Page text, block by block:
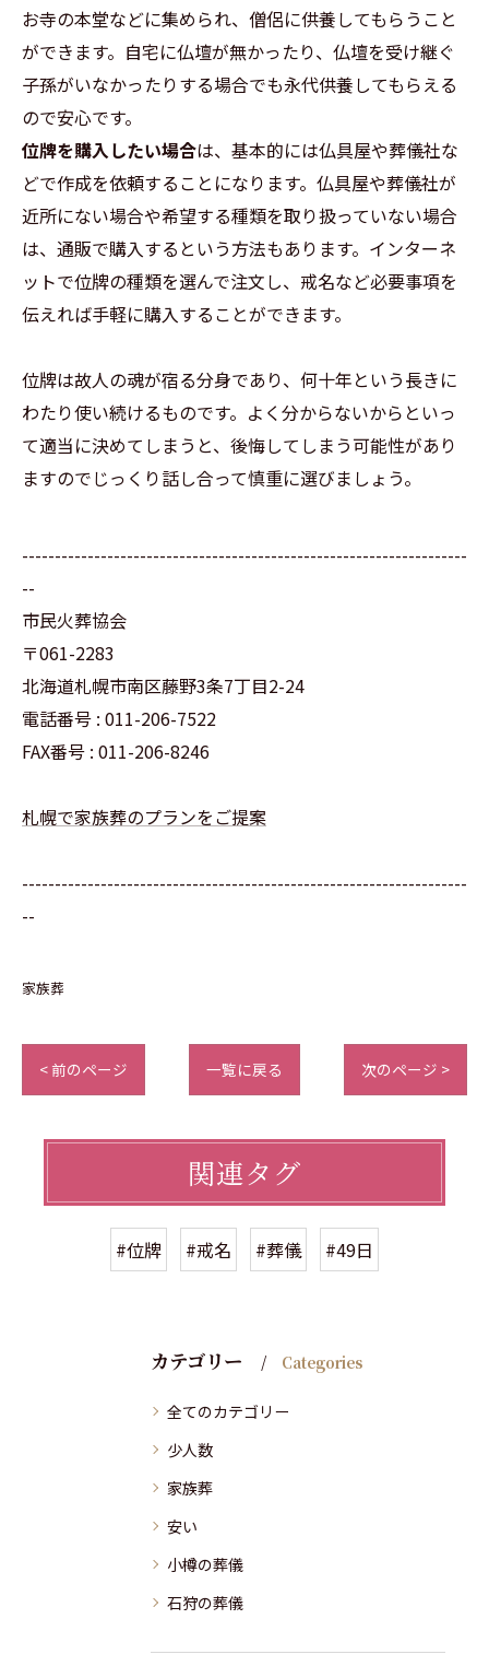
お寺の本堂などに集められ、僧侶に供養してもらうこと
ができます。自宅に仏壇が無かったり、仏壇を受け継ぐ
子孫がいなかったりする場合でも永代供養してもらえる
ので安心です。
位牌を購入したい場合は、基本的には仏具屋や葬儀社な
どで作成を依頼することになります。仏具屋や葬儀社が
近所にない場合や希望する種類を取り扱っていない場合
は、通販で購入するという方法もあります。インターネ
ットで位牌の種類を選んで注文し、戒名など必要事項を
伝えれば手軽に購入することができます。
位牌は故人の魂が宿る分身であり、何十年という長きに
わたり使い続けるものです。よく分からないからといっ
て適当に決めてしまうと、後悔してしまう可能性があり
ますのでじっくり話し合って慎重に選びましょう。
--------------------------------------------------------------------
--
市民火葬協会
〒061-2283
北海道札幌市南区藤野3条7丁目2-24
電話番号 : 011-206-7522
FAX番号 : 011-206-8246
札幌で家族葬のプランをご提案
--------------------------------------------------------------------
--
家族葬
< 前のページ 一覧に戻る 次のページ >
関連タグ
#位牌 #戒名 #葬儀 #49日
カテゴリー Categories
全てのカテゴリー
少人数
家族葬
安い
小樽の葬儀
石狩の葬儀